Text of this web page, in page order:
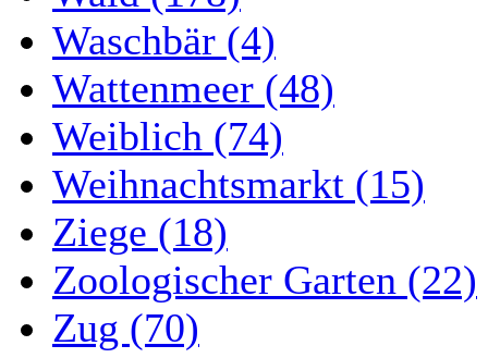
Waschbär (4)
Wattenmeer (48)
Weiblich (74)
Weihnachtsmarkt (15)
Ziege (18)
Zoologischer Garten (22)
Zug (70)